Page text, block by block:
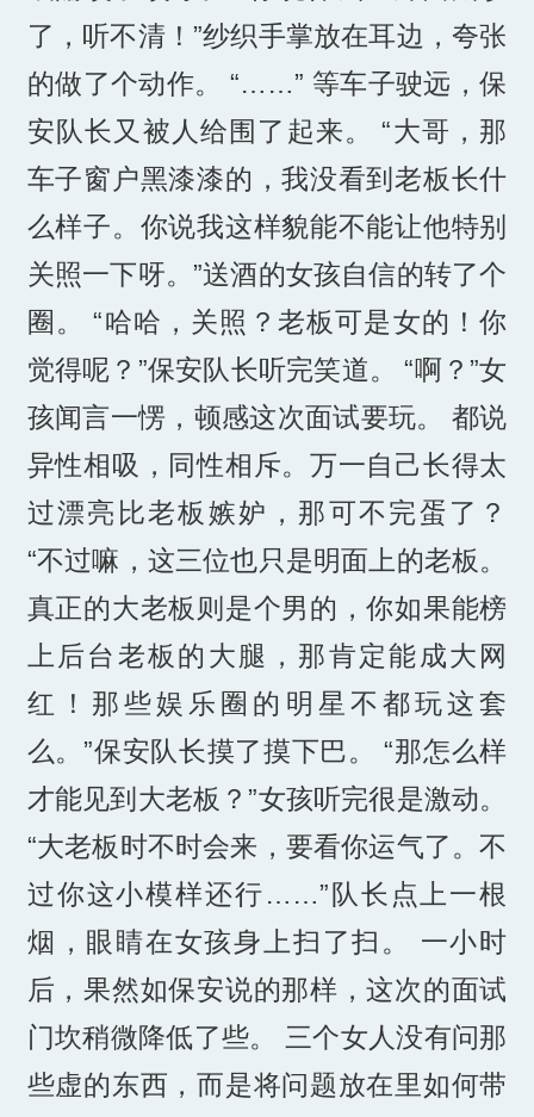
了，听不清！”纱织手掌放在耳边，夸张
的做了个动作。 “……” 等车子驶远，保
安队长又被人给围了起来。 “大哥，那
车子窗户黑漆漆的，我没看到老板长什
么样子。你说我这样貌能不能让他特别
关照一下呀。”送酒的女孩自信的转了个
圈。 “哈哈，关照？老板可是女的！你
觉得呢？”保安队长听完笑道。 “啊？”女
孩闻言一愣，顿感这次面试要玩。 都说
异性相吸，同性相斥。万一自己长得太
过漂亮比老板嫉妒，那可不完蛋了？
“不过嘛，这三位也只是明面上的老板。
真正的大老板则是个男的，你如果能榜
上后台老板的大腿，那肯定能成大网
红！那些娱乐圈的明星不都玩这套
么。”保安队长摸了摸下巴。 “那怎么样
才能见到大老板？”女孩听完很是激动。
“大老板时不时会来，要看你运气了。不
过你这小模样还行……”队长点上一根
烟，眼睛在女孩身上扫了扫。 一小时
后，果然如保安说的那样，这次的面试
门坎稍微降低了些。 三个女人没有问那
些虚的东西，而是将问题放在里如何带